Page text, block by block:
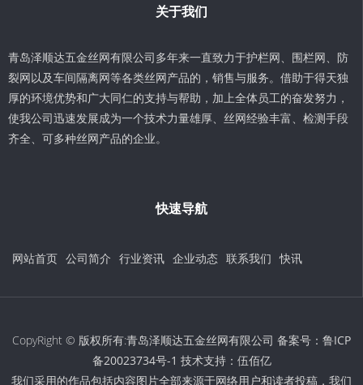
关于我们
青岛泽顺达五金丝网有限公司多年来一直致力于护栏网、围栏网、防
裂网以及车间隔离网等各类丝网产品的，销售与服务。借助于得天独
厚的环境优势和广大同仁的支持与帮助，加上全体员工的奋发努力，
使我公司迅速发展成为一个技术力量雄厚、丝网经验丰富、检测手段
齐全、可多种丝网产品的企业。
快速导航
网站首页 公司简介 行业资讯 企业动态 联系我们 快讯
CopyRight © 版权所有:青岛泽顺达五金丝网有限公司 备案号： 鲁ICP
备20023734号-1 技术支持： 伍佰亿
我们采用的作品包括内容图片全部来源于网络用户和读者投稿，我们